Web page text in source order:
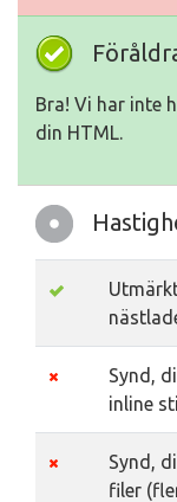
Bra! Vi har inte
din HTML.
Synd,
inline
Synd,
filer